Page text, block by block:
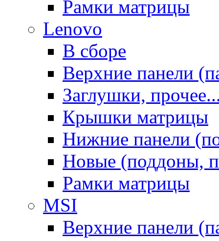
Рамки матрицы
Lenovo
В сборе
Верхние панели
Заглушки,
Крышки матрицы
Нижние панели
Новые (поддоны,
Рамки матрицы
MSI
Верхние панели